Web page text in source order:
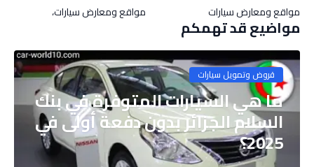
مواقع ومعارض سيارات
مواقع ومعارض سيارات،
مواضيع قد تهمكم
قروض وتمويل سيارات
ما هي السيارات المتوفرة في بنك
السلام الجزائر بدون دفعة أولى في
2025؟